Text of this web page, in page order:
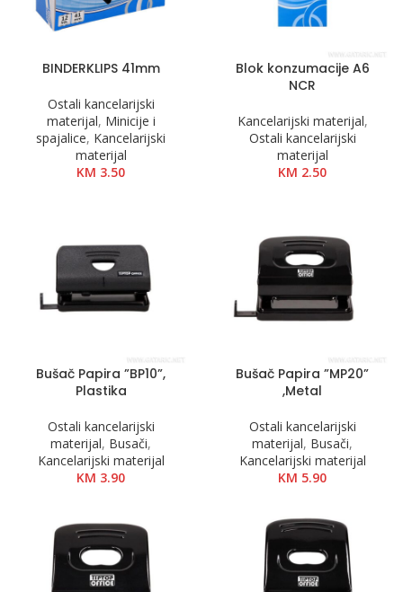
BINDERKLIPS 41mm
Ostali kancelarijski
materijal, Minicije i
spajalice, Kancelarijski
materijal
KM 3.50
Blok konzumacije A6
NCR
Kancelarijski materijal,
Ostali kancelarijski
materijal
KM 2.50
Bušač Papira ”BP10”,
Plastika
Ostali kancelarijski
materijal, Busači,
Kancelarijski materijal
KM 3.90
Bušač Papira ”MP20”
,Metal
Ostali kancelarijski
materijal, Busači,
Kancelarijski materijal
KM 5.90